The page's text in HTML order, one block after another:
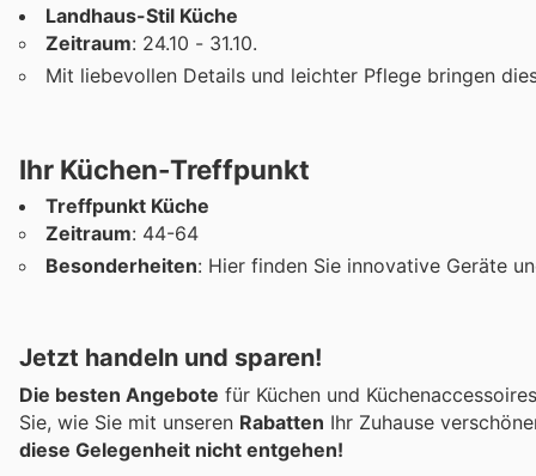
Landhaus-Stil Küche
Zeitraum: 24.10 - 31.10.
Mit liebevollen Details und leichter Pflege bringen
Ihr Küchen-Treffpunkt
Treffpunkt Küche
Zeitraum: 44-64
Besonderheiten: Hier finden Sie innovative Geräte
Jetzt handeln und sparen!
Die besten Angebote für Küchen und
Sie, wie Sie mit unseren Rabatten Ihr Zuhause
diese Gelegenheit nicht entgehen!